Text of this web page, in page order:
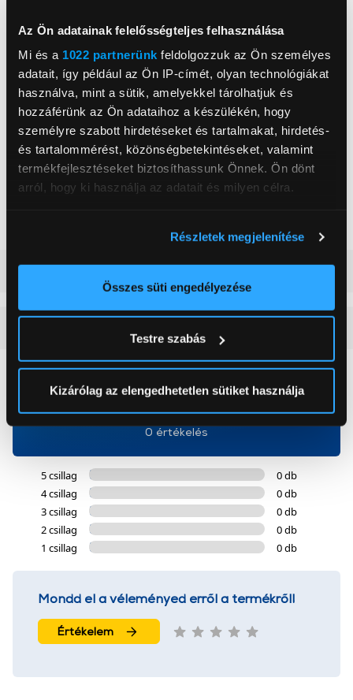
Az Ön adatainak felelősségteljes felhasználása
Mi és a 1022 partnerünk feldolgozzuk az Ön személyes
adatait, így például az Ön IP-címét, olyan technológiákat
használva, mint a sütik, amelyekkel tárolhatjuk és
hozzáférünk az Ön adataihoz a készülékén, hogy
személyre szabott hirdetéseket és tartalmakat, hirdetés-
és tartalommérést, közönségbetekintéseket, valamint
termékfejlesztéseket biztosíthassunk Önnek. Ön dönt
arról, hogy ki használja az adatait és milyen célra.
elhelyezkedéséről pár méteres pontossággal
Az Ön készülékén beazonosítása annak konkrét
módjairól és adja meg preferenciáit aRészletek
pontban. Bármikor módosíthatja vagy visszavonhatja a
Sütinyilatkozathoz való hozzájárulását.
okat használ, melyeket az Ön gépén tárol a rendszer. A
cookie-k személyazonosítására nem alkalmasak,
szolgáltatásaink biztosításához szükségesek. Az oldal
használatával Ön elfogadja a cookie-k használatát.
További információk:ÁSZFésAdatvédelem
Részletek megjelenítése
Összes süti engedélyezése
Testre szabás
Kizárólag az elengedhetetlen sütiket használja
Processzor
Intel® Core™ i7-14700KF
processzor
Videókártya
Asus TUF Gaming GeForce
RTX™ 4080 Super 16GB
Háttértár mérete
2 048 GB
Háttértár
SSD
Memória mérete RAM
64 GB
Alaplap típusa
Asus TUF Gaming B760M-
Részletes ismertető
0
0 értékelés
5 csillag
0 db
4 csillag
0 db
3 csillag
0 db
2 csillag
0 db
1 csillag
0 db
Mondd el a véleményed erről a termékről!
Értékelem